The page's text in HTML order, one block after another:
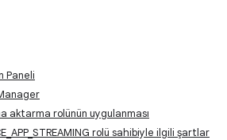
Paneli
aktarma rolünün uygulanması
rolü sahibiyle ilgili şartlar